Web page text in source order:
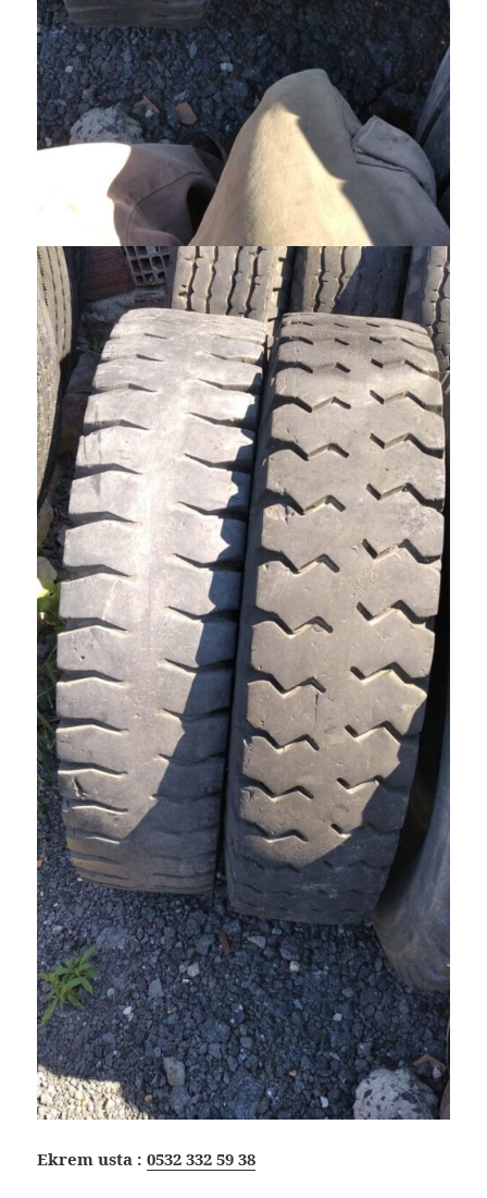
Ekrem usta :0532 332 59 38